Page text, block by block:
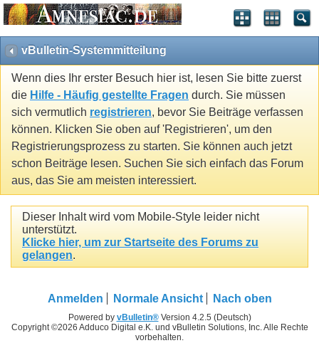
vBulletin-Systemmitteilung
Wenn dies Ihr erster Besuch hier ist, lesen Sie bitte zuerst
die Hilfe - Häufig gestellte Fragen durch. Sie müssen
sich vermutlich registrieren, bevor Sie Beiträge verfassen
können. Klicken Sie oben auf 'Registrieren', um den
Registrierungsprozess zu starten. Sie können auch jetzt
schon Beiträge lesen. Suchen Sie sich einfach das Forum
aus, das Sie am meisten interessiert.
Dieser Inhalt wird vom Mobile-Style leider nicht
unterstützt.
Klicke hier, um zur Startseite des Forums zu
gelangen.
Anmelden Normale Ansicht Nach oben
Powered by vBulletin®Version 4.2.5 (Deutsch)
Copyright ©2026 Adduco Digital e.K. und vBulletin Solutions, Inc. Alle Rechte
vorbehalten.